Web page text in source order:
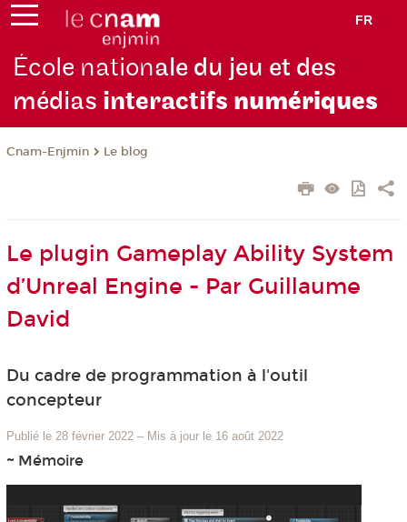
FR
École nationale du jeu et des
médias interactifs numériques
Cnam-Enjmin Le blog
Le plugin Gameplay Ability System
d’Unreal Engine - Par Guillaume
David
Du cadre de programmation à l'outil
concepteur
Publié le 28 février 2022 – Mis à jour le 16 août 2022
~ Mémoire